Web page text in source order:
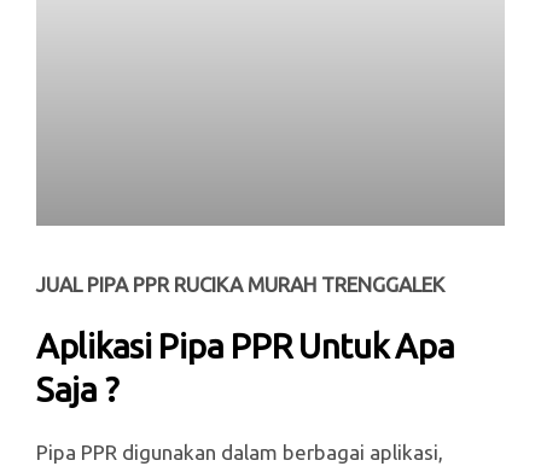
JUAL PIPA PPR RUCIKA MURAH TRENGGALEK
Aplikasi Pipa PPR Untuk Apa
Saja ?
Pipa PPR digunakan dalam berbagai aplikasi,